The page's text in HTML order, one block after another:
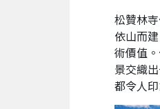
松贊林
依山而
術價值
景交織
都令人